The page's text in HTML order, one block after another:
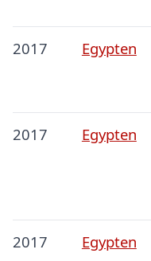
2017 Egypten
2017 Egypten
2017 Egypten